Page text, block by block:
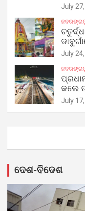
July
July
କଲେ
July
ଦେଶ-ବିଦେଶ